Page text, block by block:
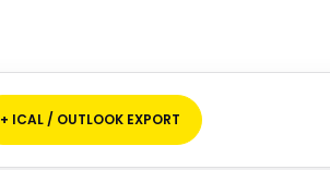
+ ICAL / OUTLOOK EXPORT